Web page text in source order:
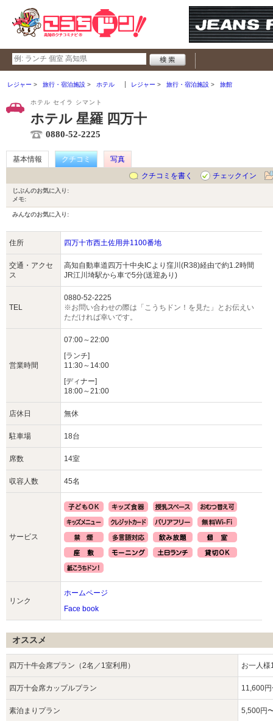
レジャー 旅行・宿泊施設 ホテル レジャー 旅行・宿泊施設 旅館
ホテル セイラ シマント
ホテル 星羅 四万十
0880-52-2225
基本情報 クチコミ
写真
クチコミを書く
チェックイン
じぶんのお気に入り:
メモ:
みんなのお気に入り:
住所 四万十市西土佐用井1100番地
交通・アクセ
ス
高知自動車道四万十中央ICより窪川(R38)経由で約1.2時間
JR江川埼駅から車で5分(送迎あり)
TEL
0880-52-2225
※お問い合わせの際は「こうちドン！を見た」とお伝えい
ただければ幸いです。
営業時間
07:00～22:00
[ランチ]
11:30～14:00
[ディナー]
18:00～21:00
店休日 無休
駐車場 18台
席数 14室
収容人数 45名
サービス
リンク
ホームページ
Face book
オススメ
四万十牛会席プラン（2名／1室利用） お一人
四万十会席カップルプラン 11,600
素泊まりプラン 5,500円